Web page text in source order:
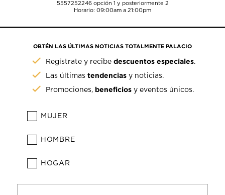
5557252246opción 1 y posteriormente 2
Horario: 09:00am a 21:00pm
OBTÉN LAS ÚLTIMAS NOTICIAS TOTALMENTE PALACIO
Regístrate y recibedescuentos especiales.
Las últimastendencias y noticias.
Promociones, beneficios y eventos únicos.
MUJER
HOMBRE
HOGAR